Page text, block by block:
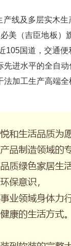
产线及多层实木
美（吉臣地板）
国道，交通
进水平的全自
加工生产高端